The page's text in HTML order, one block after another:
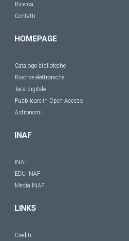
Ricerca
Contatti
HOMEPAGE
Catalogo biblioteche
Risorse elettroniche
Teca digitale
Pubblicare in Open Access
Astronomi
INAF
INAF
EDU INAF
Media INAF
LINKS
Crediti